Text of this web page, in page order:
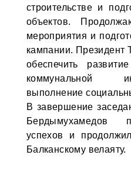
строительстве и
объектов.
мероприятия и
кампании. Президент
обеспечить
коммунальной
выполнение
В завершение
Бердымухамедов
успехов и
Балканскому велаяту.